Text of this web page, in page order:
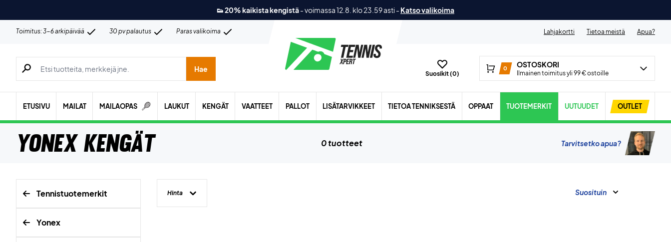
👟 20% kaikista kengistä-voimassa 12.8. klo 23.59 asti- Katso valikoima
Toimitus: 3-6 arkipäivää 30 pv palautus Paras valikoima Lahjakortti Tietoa meistä Apua?
Hae tuotteita, merkkejä jne.
Hae
Suosikit (0)
0 OSTOSKORI
Ilmainen toimitus yli 99 € ostoille
ETUSIVU MAILAT MAILAOPAS LAUKUT KENGÄT VAATTEET PALLOT LISÄTARVIKKEET TIETOA TENNIKSESTÄ OPPAAT TUOTEMERKIT UUTUUDET OUTLET
Yonex Kengät 0 tuotteet Tarvitsetko apua?
Tennistuotemerkit
Yonex
Hinta Suosituin